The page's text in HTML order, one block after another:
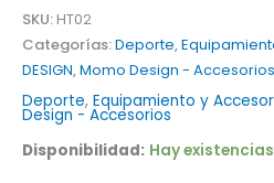
Deporte, Equipamiento y
Design - Accesorios
Disponibilidad: Hay existencias
SKU: HT02
Categorías:Deporte,
DESIGN,Momo Design - Accesorios